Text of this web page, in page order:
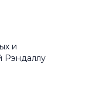
и
Рэндаллу